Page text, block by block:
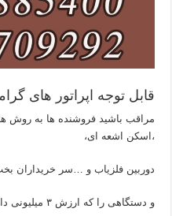
قابل توجه اپراتور های
مراقب باشید فروشنده ها به روش
،اسکن اشعه ای،
دوربین فلزیاب و …سر خریداران
و دستگاهی را که ارزش ۳ میلیونی دارد را به قیمت ۲۰،۳۰